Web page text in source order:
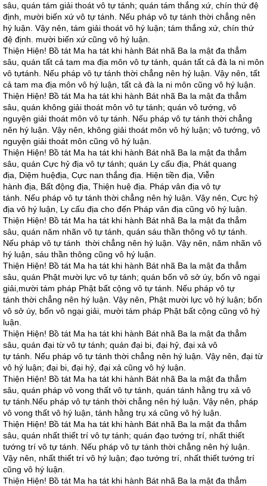
sâu, quán tám giải thoát vô tự tánh; quán tám thắng xứ, chín thứ đệ
định, mười biến xứ vô tự tánh. Nếu pháp vô tự tánh thời chẳng nên
hý luận. Vậy nên, tám giải thoát vô hý luận; tám thắng xứ, chín thứ
đệ định. mười biến xứ cũng vô hý luận.
Thiện Hiện! Bồ tát Ma ha tát khi hành Bát nhã Ba la mật đa thẳm
sâu, quán tất cả tam ma địa môn vô tự tánh, quán tất cả đà la ni môn
vô tựtánh. Nếu pháp vô tự tánh thời chẳng nên hý luận. Vậy nên, tất
cả tam ma địa môn vô hý luận, tất cả đà la ni môn cũng vô hý luận.
Thiện Hiện! Bồ tát Ma ha tát khi hành Bát nhã Ba la mật đa thẳm
sâu, quán không giải thoát môn vô tự tánh; quán vô tướng, vô
nguyện giải thoát môn vô tự tánh. Nếu pháp vô tự tánh thời chẳng
nên hý luận. Vậy nên, không giải thoát môn vô hý luận; vô tướng, vô
nguyện giải thoát môn cũng vô hý luận.
Thiện Hiện! Bồ tát Ma ha tát khi hành Bát nhã Ba la mật đa thẳm
sâu, quán Cực hỷ địa vô tự tánh; quán Ly cấu địa, Phát quang
địa, Diệm huệđịa, Cực nan thắng địa. Hiện tiền địa, Viễn
hành địa, Bất động địa, Thiện huệ địa. Pháp vân địa vô tự
tánh. Nếu pháp vô tự tánh thời chẳng nên hý luận. Vậy nên, Cực hỷ
địa vô hý luận, Ly cấu địa cho đến Pháp vân địa cũng vô hý luận.
Thiện Hiện! Bồ tát Ma ha tát khi hành Bát nhã Ba la mật đa thẳm
sâu, quán năm nhãn vô tự tánh, quán sáu thần thông vô tự tánh.
Nếu pháp vô tự tánh thời chẳng nên hý luận. Vậy nên, năm nhãn vô
hý luận, sáu thần thông cũng vô hý luận.
Thiện Hiện! Bồ tát Ma ha tát khi hành Bát nhã Ba la mật đa thẳm
sâu, quán Phật mười lực vô tự tánh; quán bốn vô sở úy, bốn vô ngại
giải,mười tám pháp Phật bất cộng vô tự tánh. Nếu pháp vô tự
tánh thời chẳng nên hý luận. Vậy nên, Phật mười lực vô hý luận; bốn
vô sở úy, bốn vô ngại giải, mười tám pháp Phật bất cộng cũng vô hý
luận.
Thiện Hiện! Bồ tát Ma ha tát khi hành Bát nhã Ba la mật đa thẳm
sâu, quán đại từ vô tự tánh; quán đại bi, đại hỷ, đại xả vô
tự tánh. Nếu pháp vô tự tánh thời chẳng nên hý luận. Vậy nên, đại từ
vô hý luận; đại bi, đại hỷ, đại xả cũng vô hý luận.
Thiện Hiện! Bồ tát Ma ha tát khi hành Bát nhã Ba la mật đa thẳm
sâu, quán pháp vô vong thất vô tự tánh, quán tánh hằng trụ xả vô
tự tánh.Nếu pháp vô tự tánh thời chẳng nên hý luận. Vậy nên, pháp
vô vong thất vô hý luận, tánh hằng trụ xá cũng vô hý luận.
Thiện Hiện! Bồ tát Ma ha tát khi hành Bát nhã Ba la mật đa thẳm
sâu, quán nhất thiết trí vô tự tánh; quán đạo tướng trí, nhất thiết
tướng trí vô tự tánh. Nếu pháp vô tự tánh thời chẳng nên hý luận.
Vậy nên, nhất thiết trí vô hý luận; đạo tướng trí, nhất thiết tướng trí
cũng vô hý luận.
Thiện Hiện! Bồ tát Ma ha tát khi hành Bát nhã Ba la mật đa thẳm